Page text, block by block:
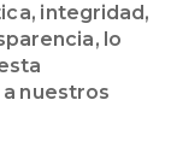
integridad,
lo
nuestros